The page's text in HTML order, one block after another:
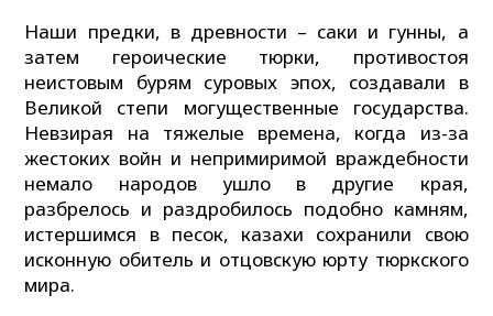
Наши предки, в древности – саки и гунны, а
затем героические тюрки, противостоя
неистовым бурям суровых эпох, создавали в
Великой степи могущественные государства.
Невзирая на тяжелые времена, когда из-за
жестоких войн и непримиримой враждебности
немало народов ушло в другие края,
разбрелось и раздробилось подобно камням,
истершимся в песок, казахи сохранили свою
исконную обитель и отцовскую юрту тюркского
мира.